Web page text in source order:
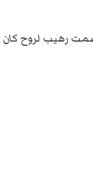
ذات سبتمبر 2000 في صمت رهيب لروح كان